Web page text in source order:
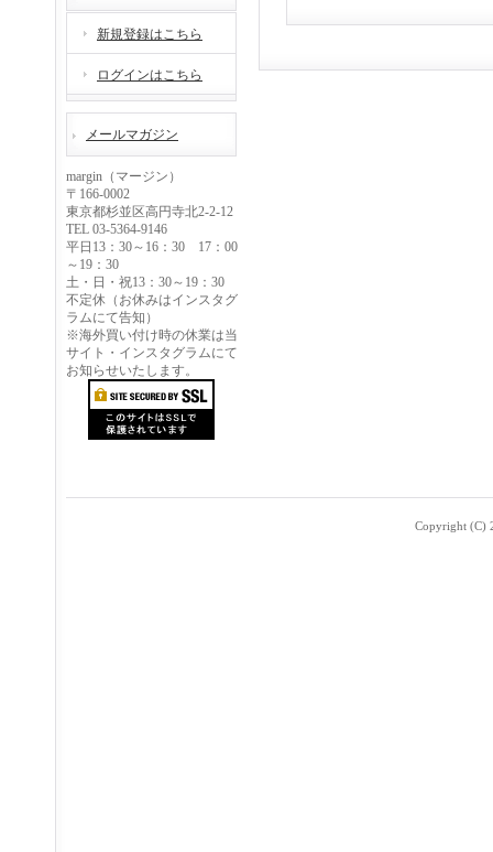
新規登録はこちら
ログインはこちら
メールマガジン
margin（マージン）
〒166-0002
東京都杉並区高円寺北2-2-12
TEL 03-5364-9146
平日13：30～16：30 17：00
～19：30
土・日・祝13：30～19：30
不定休（お休みはインスタグ
ラムにて告知）
※海外買い付け時の休業は当
サイト・インスタグラムにて
お知らせいたします。
Copyright (C)